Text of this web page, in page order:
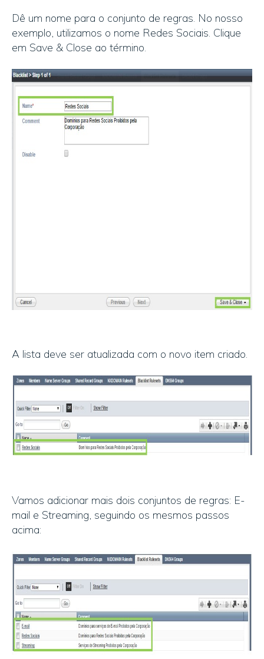
Dê um nome para o conjunto de regras. No nosso
exemplo, utilizamos o nome Redes Sociais. Clique
em Save & Close ao término.
A lista deve ser atualizada com o novo item criado.
Vamos adicionar mais dois conjuntos de regras: E-
mail e Streaming, seguindo os mesmos passos
acima: